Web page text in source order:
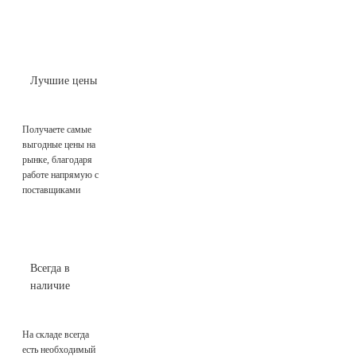
Лучшие цены
Получаете самые
выгодные цены на
рынке, благодаря
работе напрямую с
поставщиками
Всегда в
наличие
На складе всегда
есть необходимый